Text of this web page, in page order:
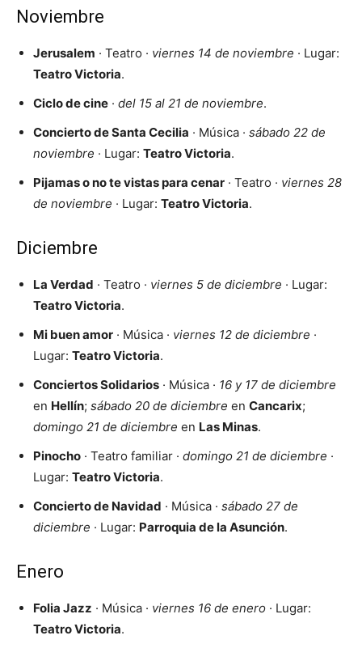
Noviembre
Jerusalem · Teatro · viernes 14 de noviembre · Lugar:
Teatro Victoria.
Ciclo de cine · del 15 al 21 de noviembre.
Concierto de Santa Cecilia · Música · sábado 22 de
noviembre · Lugar: Teatro Victoria.
Pijamas o no te vistas para cenar · Teatro · viernes 28
de noviembre · Lugar: Teatro Victoria.
Diciembre
La Verdad · Teatro · viernes 5 de diciembre · Lugar:
Teatro Victoria.
Mi buen amor · Música · viernes 12 de diciembre ·
Lugar: Teatro Victoria.
Conciertos Solidarios · Música · 16 y 17 de diciembre
en Hellín; sábado 20 de diciembre en Cancarix;
domingo 21 de diciembre en Las Minas.
Pinocho · Teatro familiar · domingo 21 de diciembre ·
Lugar: Teatro Victoria.
Concierto de Navidad · Música · sábado 27 de
diciembre · Lugar: Parroquia de la Asunción.
Enero
Folia Jazz · Música · viernes 16 de enero · Lugar:
Teatro Victoria.